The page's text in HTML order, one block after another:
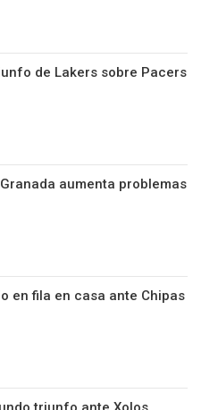
de Lakers sobre Pacers
aumenta problemas
en fila en casa ante Chipas